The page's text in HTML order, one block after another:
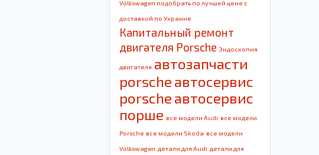
Volkswagen подобрать по лучшей цене с
доставкой по Украине
Капитальный ремонт
двигателя Porsche Эндоскопия
двигателя автозапчасти
porsche автосервис
porsche автосервис
порше все модели Audi все модели
Porsche все модели Skoda все модели
Volkswagen детали для Audi детали для